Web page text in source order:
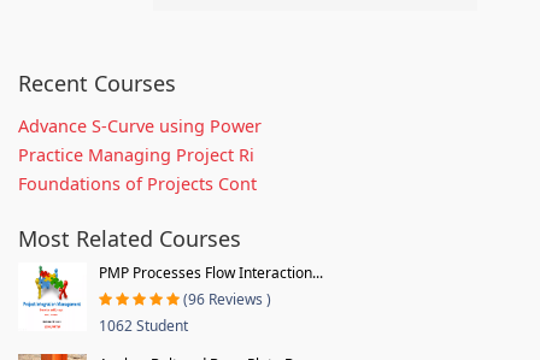
Recent Courses
Advance S-Curve using Power
Practice Managing Project Ri
Foundations of Projects Cont
Most Related Courses
PMP Processes Flow Interaction...
(96 Reviews )
1062 Student